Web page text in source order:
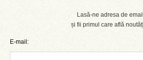
Lasă-ne adresa de email
și fii primul care află
E-mail: